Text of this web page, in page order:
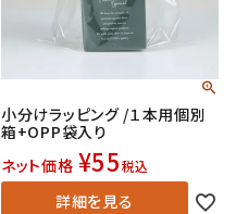
小分けラッピング /１本用個別
箱+OPP袋入り
ネット価格 ¥55税込
詳細を見る